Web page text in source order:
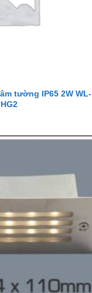
tường IP65 2W WL-
HG2